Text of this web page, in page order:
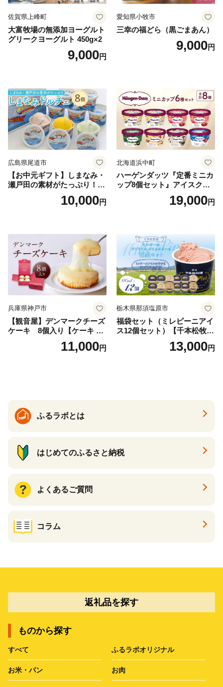
佐賀県上峰町
大富牧場の無添加ヨーグルト
グリークヨーグルト 450g×2
9,000円
愛知県小牧市
三幸の福どら（黒ごまあん）
9,000円
広島県尾道市
【お中元ギフト】しまなみ・
瀬戸田の素材がたっぷり！ジ
10,000円
北海道浜中町
ハーゲンダッツ『定番ミニカ
ップ8個セット』アイスクリ
ーム アイス スイーツ デザー
19,000円
兵庫県神戸市
【観音屋】デンマークチーズ
ケーキ 8個入り【ケーキ チ
ーズケーキ 人気スイーツ お
すすめスイーツ 神戸スイー
11,000円
栃木県那須塩原市
福袋セット（ミレピーニアイ
ス12個セット）【千本松牧
場】 ns025-014-12 【デザー
ト 詰め合わせ ギフト】
13,000円
ふるラボとは
はじめてのふるさと納税
よくあるご質問
コラム
返礼品を探す
ものから探す
すべて ふるラボオリジナル
お米・パン お肉